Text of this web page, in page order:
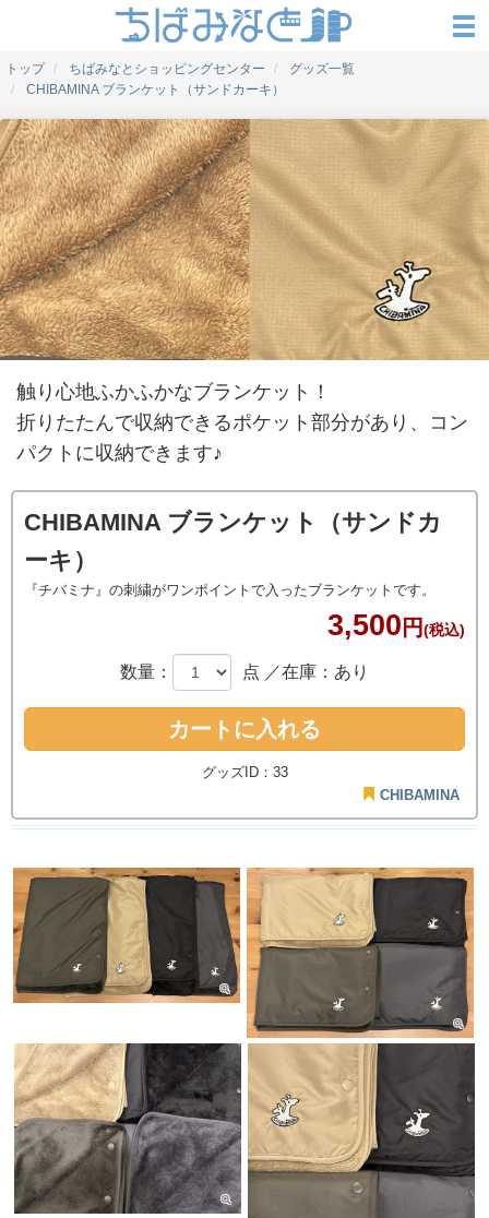
トップ ちばみなとショッピングセンター
グッズ一覧
CHIBAMINA ブランケット（サンドカーキ）
触り心地ふかふかなブランケット！
折りたたんで収納できるポケット部分があり、コン
パクトに収納できます♪
CHIBAMINA ブランケット（サンドカ
ーキ）
『チバミナ』の刺繍がワンポイントで入ったブランケットです。
3,500 円 (税込)
数量： 点 ／在庫：あり
グッズID：33
CHIBAMINA